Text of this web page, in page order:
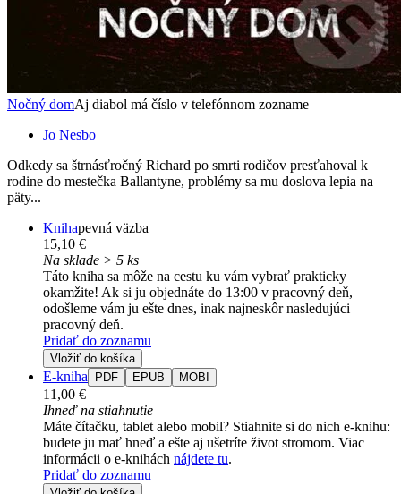
Nočný domAj diabol má číslo v telefónnom zozname
Jo Nesbo
Odkedy sa štrnásťročný Richard po smrti rodičov presťahoval k
rodine do mestečka Ballantyne, problémy sa mu doslova lepia na
päty...
Knihapevná väzba
15,10 €
Na sklade > 5 ks
Táto kniha sa môže na cestu ku vám vybrať prakticky
okamžite! Ak si ju objednáte do 13:00 v pracovný deň,
odošleme vám ju ešte dnes, inak najneskôr nasledujúci
pracovný deň.
Pridať do zoznamu
Vložiť do košíka
E-kniha PDF EPUB MOBI
11,00 €
Ihneď na stiahnutie
Máte čítačku, tablet alebo mobil? Stiahnite si do nich e-knihu:
budete ju mať hneď a ešte aj ušetríte život stromom. Viac
informácii o e-knihách nájdete tu.
Pridať do zoznamu